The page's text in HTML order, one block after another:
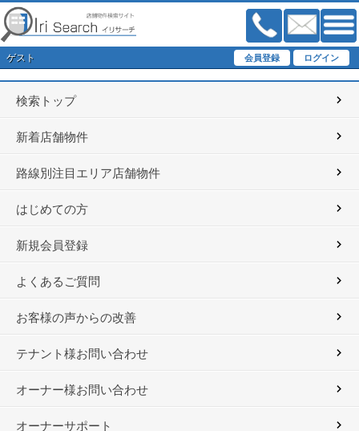
ゲスト
検索トップ
新着店舗物件
路線別注目エリア店舗物件
はじめての方
新規会員登録
よくあるご質問
お客様の声からの改善
テナント様お問い合わせ
オーナー様お問い合わせ
オーナーサポート